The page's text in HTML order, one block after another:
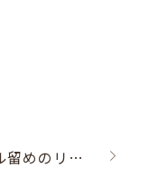
レール留めのリング